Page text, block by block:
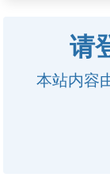
请
本站内容